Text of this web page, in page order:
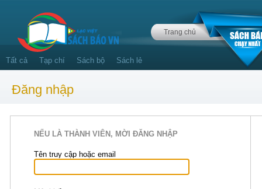
Trang chủ
Tất cả Tạp chí Sách bộ Sách lẻ
Đăng nhập
NẾU LÀ THÀNH VIÊN, MỜI ĐĂNG NHẬP
Tên truy cập hoặc email